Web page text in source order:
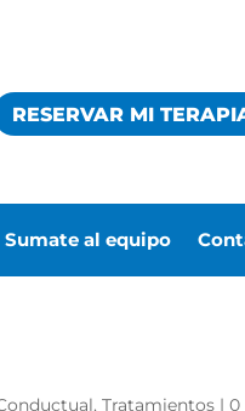
RESERVAR MI
Sumate al equipo
,Tratamientos |0